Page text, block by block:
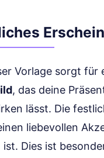
Vorlage sorgt für
, das deine
lässt. Die
liebevollen
Dies ist